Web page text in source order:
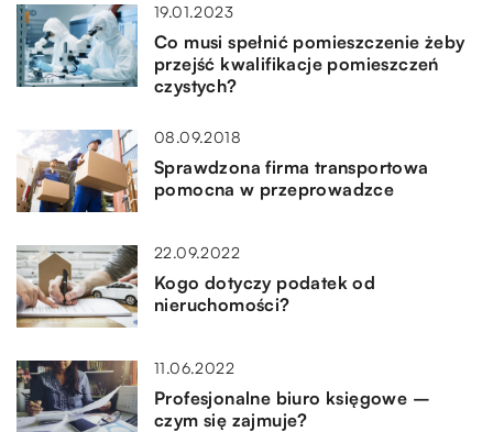
19.01.2023
Co musi spełnić pomieszczenie żeby
przejść kwalifikacje pomieszczeń
czystych?
08.09.2018
Sprawdzona firma transportowa
pomocna w przeprowadzce
22.09.2022
Kogo dotyczy podatek od
nieruchomości?
11.06.2022
Profesjonalne biuro księgowe –
czym się zajmuje?